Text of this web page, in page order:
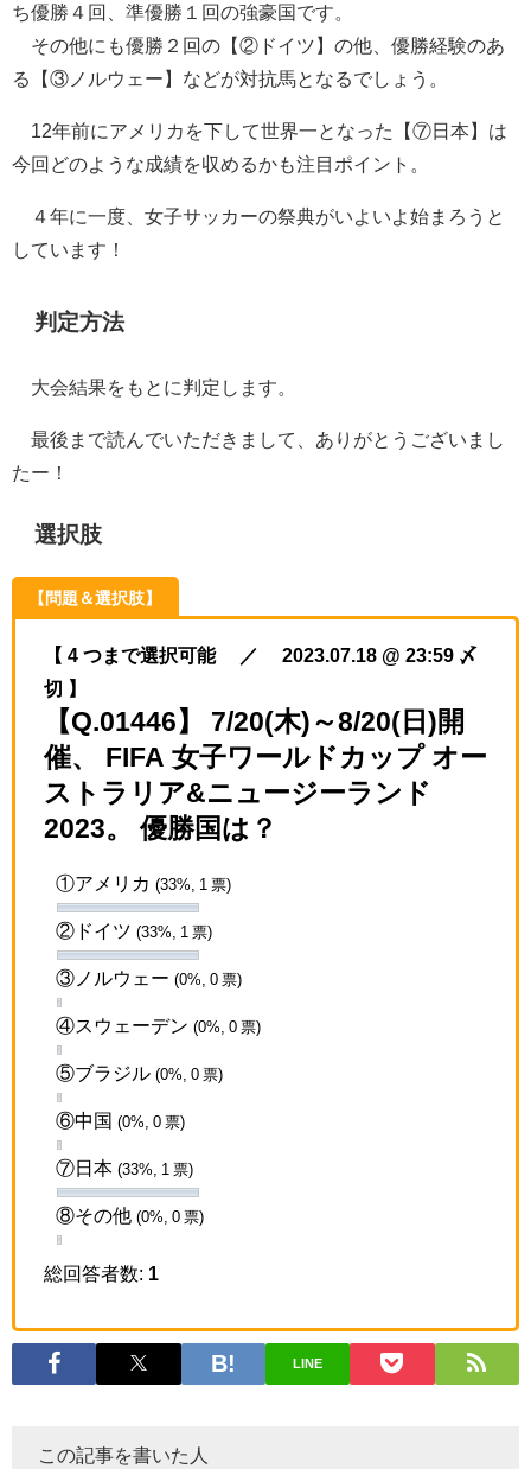
ち優勝４回、準優勝１回の強豪国です。
その他にも優勝２回の【②ドイツ】の他、優勝経験のあ
る【③ノルウェー】などが対抗馬となるでしょう。
12年前にアメリカを下して世界一となった【⑦日本】は
今回どのような成績を収めるかも注目ポイント。
４年に一度、女子サッカーの祭典がいよいよ始まろうと
しています！
判定方法
大会結果をもとに判定します。
最後まで読んでいただきまして、ありがとうございまし
たー！
選択肢
【問題＆選択肢】
【 4 つまで選択可能 ／ 2023.07.18 @ 23:59 〆
切 】
【Q.01446】 7/20(木)～8/20(日)開
催、 FIFA 女子ワールドカップ オー
ストラリア&ニュージーランド
2023。 優勝国は？
①アメリカ (33%, 1 票)
②ドイツ (33%, 1 票)
③ノルウェー (0%, 0 票)
④スウェーデン (0%, 0 票)
⑤ブラジル (0%, 0 票)
⑥中国 (0%, 0 票)
⑦日本 (33%, 1 票)
⑧その他 (0%, 0 票)
総回答者数: 1
LINE
この記事を書いた人